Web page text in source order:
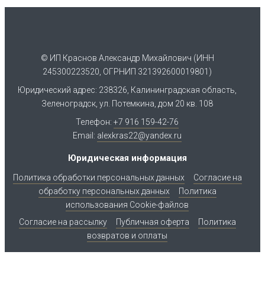
© ИП Краснов Александр Михайлович (ИНН
245300223520, ОГРНИП 321392600019801)
Юридический адрес: 238326, Калининградская область,
Зеленоградск, ул. Потемкина, дом 20 кв. 108
Телефон:+7 916 159-42-76
Email: alexkras22@yandex.ru
Юридическая информация
Политика обработки персональных данных
Согласие на
обработку персональных данных
Политика
использования Cookie-файлов
Согласие на рассылку
Публичная оферта
Политика
возвратов и оплаты